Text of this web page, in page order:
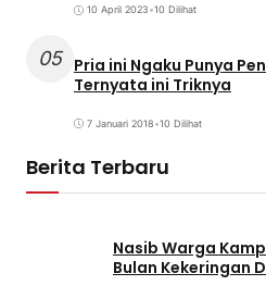
10 April 2023•10 Dilihat
05 Pria ini Ngaku Punya
Ternyata ini Triknya
7 Januari 2018•10 Dilihat
Berita Terbaru
Nasib Warga
Bulan Kekeringan